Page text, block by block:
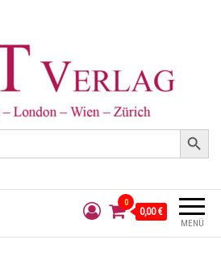
Search Button
MENÜ
0
0,00 €